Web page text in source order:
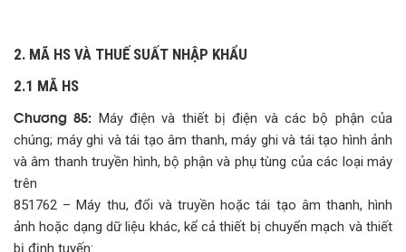
2. MÃ HS VÀ THUẾ SUẤT NHẬP KHẨU
2.1 MÃ HS
Chương 85: Máy điện và thiết bị điện và các bộ phận của
chúng; máy ghi và tái tạo âm thanh, máy ghi và tái tạo hình ảnh
và âm thanh truyền hình, bộ phận và phụ tùng của các loại máy
trên
851762 – Máy thu, đổi và truyền hoặc tái tạo âm thanh, hình
ảnh hoặc dạng dữ liệu khác, kể cả thiết bị chuyển mạch và thiết